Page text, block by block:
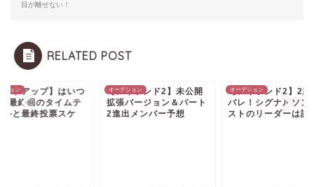
目が離せない！
RELATED POST
ション
イランド2】未公開
バージョン＆パート
メンバー予想
オーデション
【アイランド2】2話ネタ
バレ！シグナルソングテ
ストのリーダーは誰？
オーデション
【ダークアイドル】
まゆ(欅坂46幻の1期
の活動まとめ！プロ